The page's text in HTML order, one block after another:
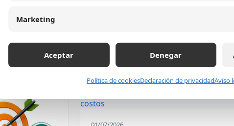
Marketing
Aceptar Denegar
Política de cookiesDeclaración de privacidadAviso